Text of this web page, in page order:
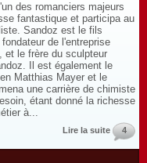
des romanciers majeurs
fantastique et participa au
Sandoz est le fils
de l'entreprise
et le frère du sculpteur
Il est également le
Matthias Mayer et le
une carrière de chimiste
étant donné la richesse
à...
Lire la suite 4